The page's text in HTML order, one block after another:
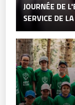
JOURNÉE DE
SERVICE DE